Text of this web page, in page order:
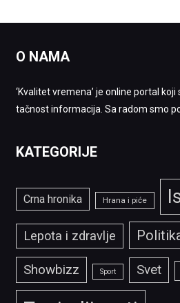
O NAMA
‘Kvalitet vremena’ je online portal
tačnost informacija. Sa radom smo
KATEGORIJE
Crna hronika Hrana i piće
Lepota i zdravlje
Showbizz Sport Svet